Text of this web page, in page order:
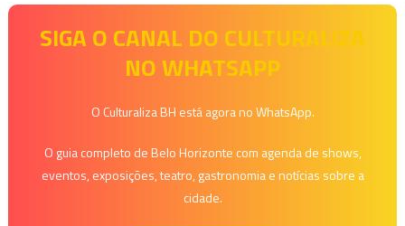
SIGA O CANAL DO CULTURALIZA
NO WHATSAPP
O Culturaliza BH está agora no WhatsApp.
O guia completo de Belo Horizonte com agenda de shows,
eventos, exposições, teatro, gastronomia e notícias sobre a
cidade.